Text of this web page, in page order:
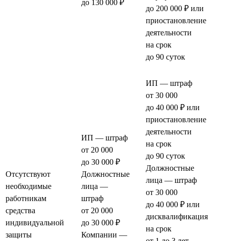
до 130 000 ₽
до 200 000 ₽ или
приостановление
деятельности
на срок
до 90 суток
Отсутствуют
необходимые
работникам
средства
индивидуальной
защиты
ИП — штраф
от 20 000
до 30 000 ₽
Должностные
лица —
штраф
от 20 000
до 30 000 ₽
Компании —
ИП — штраф
от 30 000
до 40 000 ₽ или
приостановление
деятельности
на срок
до 90 суток
Должностные
лица — штраф
от 30 000
до 40 000 ₽ или
дисквалификация
на срок